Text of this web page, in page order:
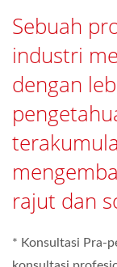
Sebuah
industri
dengan
rajut dan
* Konsultasi Pra-